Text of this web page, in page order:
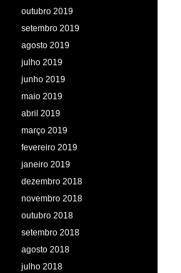
outubro 2019
setembro 2019
agosto 2019
julho 2019
junho 2019
maio 2019
abril 2019
março 2019
fevereiro 2019
janeiro 2019
dezembro 2018
novembro 2018
outubro 2018
setembro 2018
agosto 2018
julho 2018